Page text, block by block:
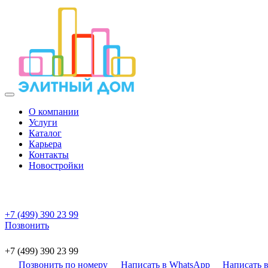
О компании
Услуги
Каталог
Карьера
Контакты
Новостройки
+7 (499) 390 23 99
Позвонить
+7 (499) 390 23 99
Позвонить по номеру
Написать в WhatsApp Написать